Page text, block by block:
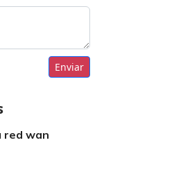
Enviar
red wan